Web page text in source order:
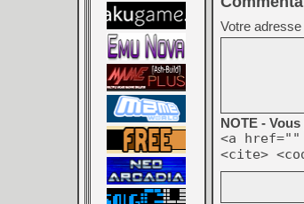
Votre
NOTE -
<a
<cite>